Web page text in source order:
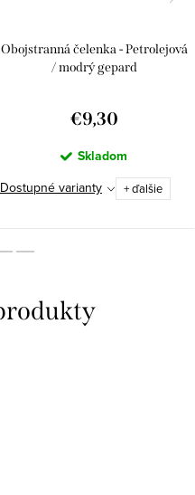
Obojstranná čelenka - Petrolejová
/ modrý gepard
€9,30
Skladom
Dostupné varianty + ďalšie